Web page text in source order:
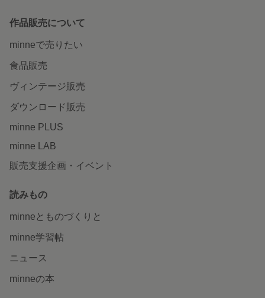
作品販売について
minneで売りたい
食品販売
ヴィンテージ販売
ダウンロード販売
minne PLUS
minne LAB
販売支援企画・イベント
読みもの
minneとものづくりと
minne学習帖
ニュース
minneの本